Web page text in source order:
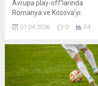
Avrupa play-off’larında
Romanya ve Kosova’yı
mağlup ederek 2026 FIFA
Dünya Kupası bileti alan A
sonra yeniden dünya
sahnesine çıkacak. Turnuva,
ABD, Kanada ve Meksika’nın
ev sahipliğinde 11 Haziran -
01.04.2026 0 34